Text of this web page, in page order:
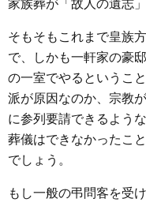
家族葬が「故人の遺志
そもそもこれまで皇族
で、しかも一軒家の豪
の一室でやるというこ
派が原因なのか、宗教
に参列要請できるよう
葬儀はできなかったこ
でしょう。
もし一般の弔問客を受